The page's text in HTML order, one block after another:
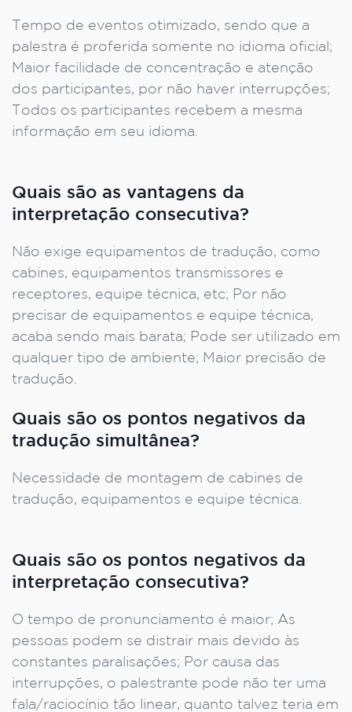
Tempo de eventos otimizado, sendo que a
palestra é proferida somente no idioma oficial;
Maior facilidade de concentração e atenção
dos participantes, por não haver interrupções;
Todos os participantes recebem a mesma
informação em seu idioma.
Quais são as vantagens da
interpretação consecutiva?
Não exige equipamentos de tradução, como
cabines, equipamentos transmissores e
receptores, equipe técnica, etc; Por não
precisar de equipamentos e equipe técnica,
acaba sendo mais barata; Pode ser utilizado em
qualquer tipo de ambiente; Maior precisão de
tradução.
Quais são os pontos negativos da
tradução simultânea?
Necessidade de montagem de cabines de
tradução, equipamentos e equipe técnica.
Quais são os pontos negativos da
interpretação consecutiva?
O tempo de pronunciamento é maior; As
pessoas podem se distrair mais devido às
constantes paralisações; Por causa das
interrupções, o palestrante pode não ter uma
fala/raciocínio tão linear, quanto talvez teria em